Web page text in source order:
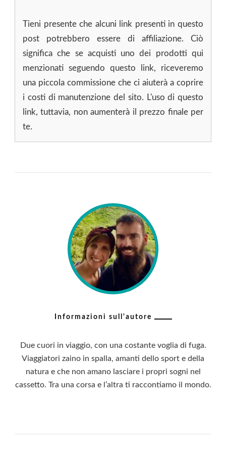
Tieni presente che alcuni link presenti in questo
post potrebbero essere di affiliazione. Ciò
significa che se acquisti uno dei prodotti qui
menzionati seguendo questo link, riceveremo
una piccola commissione che ci aiuterà a coprire
i costi di manutenzione del sito. L'uso di questo
link, tuttavia, non aumenterà il prezzo finale per
te.
Informazioni sull'autore
Due cuori in viaggio, con una costante voglia di fuga.
Viaggiatori zaino in spalla, amanti dello sport e della
natura e che non amano lasciare i propri sogni nel
cassetto. Tra una corsa e l’altra ti raccontiamo il mondo.